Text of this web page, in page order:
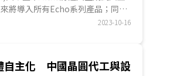
將導入所有Echo系列產品；同
8，以及針...
2023-10-16
自主化 中國晶圓代工與設